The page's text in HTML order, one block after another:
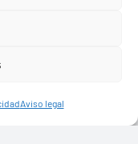
Aviso legal
Cibernatural